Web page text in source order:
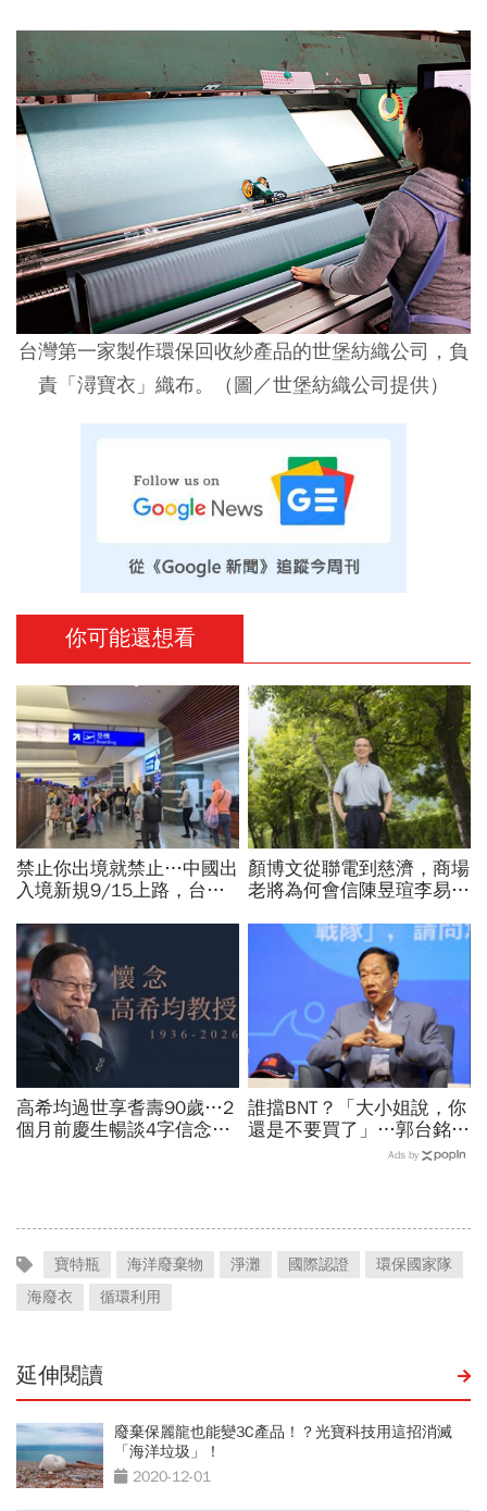
台灣第一家製作環保回收紗產品的世堡紡織公司，負
責「潯寶衣」織布。（圖／世堡紡織公司提供）
你可能還想看
禁止你出境就禁止…中國出
入境新規9/15上路，台灣
職業特別注意：前例在這
顏博文從聯電到慈濟，商場
老將為何會信陳昱瑄李易
聲：將捍衛信眾捐款、蔡英
文也說話
高希均過世享耆壽90歲…2
個月前慶生暢談4字信念，
誰擋BNT？「大小姐說，你
還是不要買了」…郭台銘曝
李大維打給他，被點名的都
Ads by
寶特瓶 海洋廢棄物 淨灘 國際認證
環保國家隊
海廢衣
循環利用
延伸閱讀
廢棄保麗龍也能變3C產品！？光寶科技用這招消滅
「海洋垃圾」！
2020-12-01